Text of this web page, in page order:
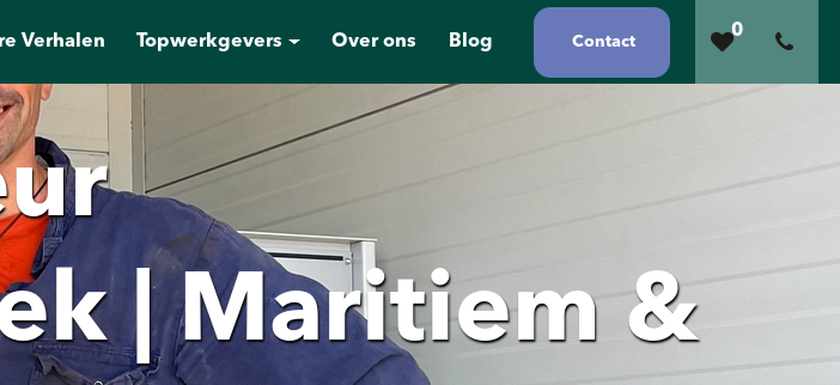
Verhalen Topwerkgevers Over ons Blog Contact
0
| Maritiem &